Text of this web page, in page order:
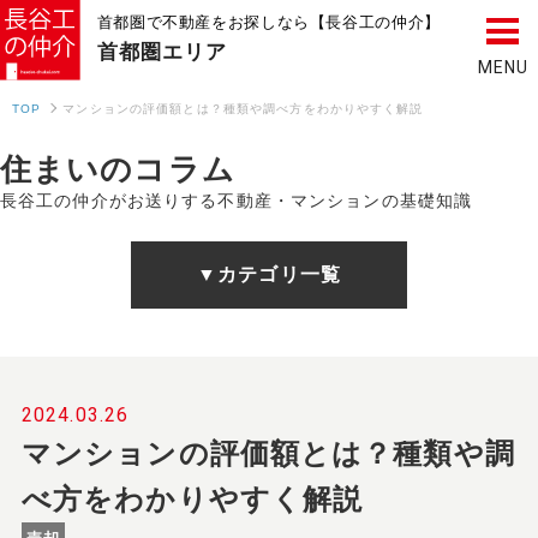
首都圏で不動産をお探しなら【長谷工の仲介】
首都圏 エリア
TOP マンションの評価額とは？種類や調べ方をわかりやすく解説
住まいのコラム
長谷工の仲介がお送りする不動産・マンションの基礎知識
▼カテゴリ一覧
2024.03.26
マンションの評価額とは？種類や調
べ方をわかりやすく解説